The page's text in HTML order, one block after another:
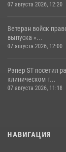
07 августа 2026, 12:20
Ветеран войск
выпуска «...
07 августа 2026, 12:00
Рэпер ST посетил
клиническом г...
07 августа 2026, 11:18
НАВИГАЦИЯ